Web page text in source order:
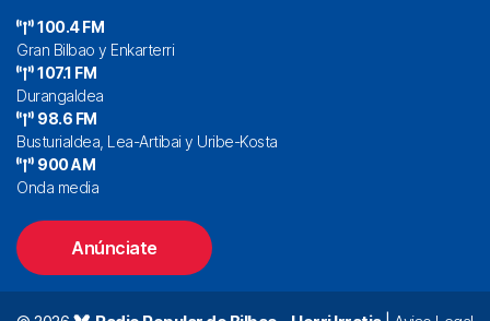
100.4 FM
Gran Bilbao y Enkarterri
107.1 FM
Durangaldea
98.6 FM
Busturialdea, Lea-Artibai y Uribe-Kosta
900 AM
Onda media
Anúnciate